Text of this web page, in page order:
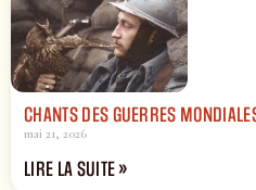
CHANTS DES GUERRES
mai 21, 2026
LIRE LA SUITE »